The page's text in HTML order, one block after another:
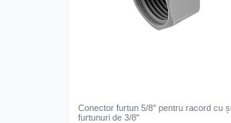
Conector furtun 5/8" pentru racord cu
furtunuri de 3/8"